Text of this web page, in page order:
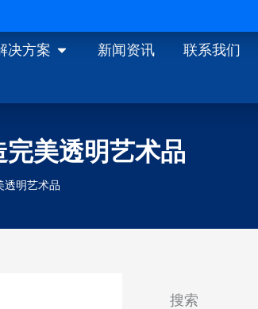
品中心
决方案 Open 解决方案
新闻资讯 联系我们
美透明艺术品
透明艺术品
搜索